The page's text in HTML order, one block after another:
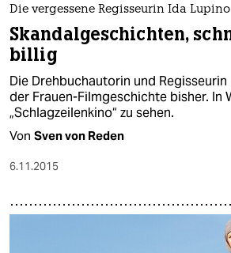
Die vergessene Regisseurin Ida Lupino
Skandalgeschichten,
billig
Die Drehbuchautorin und
der Frauen-Filmgeschichte bisher. In
„Schlagzeilenkino“ zu sehen.
Von Sven von Reden
6.11.2015